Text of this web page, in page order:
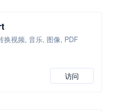
换视频, 音乐, 图像, PDF
访问